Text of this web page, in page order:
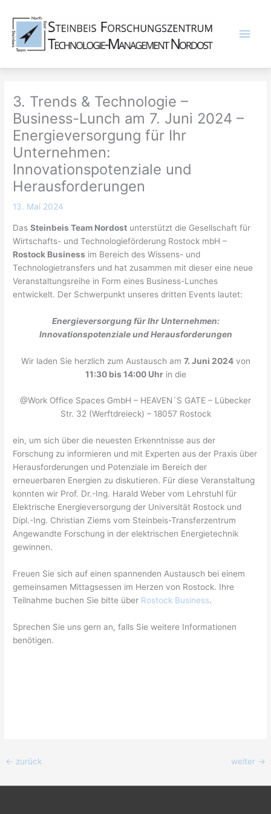
Inhalt
springen
3. Trends & Technologie –
Business-Lunch am 7. Juni 2024 –
Energieversorgung für Ihr
Unternehmen:
Innovationspotenziale und
Herausforderungen
13. Mai 2024
DasSteinbeis Team Nordost unterstützt die Gesellschaft für
Wirtschafts- und Technologieförderung Rostock mbH –
Rostock Business im Bereich des Wissens- und
Technologietransfers und hat zusammen mit dieser eine neue
Veranstaltungsreihe in Form eines Business-Lunches
entwickelt. Der Schwerpunkt unseres dritten Events lautet:
Energieversorgung für Ihr Unternehmen:
Innovationspotenziale und Herausforderungen
Wir laden Sie herzlich zum Austausch am 7. Juni 2024von
11:30 bis 14:00 Uhrin die
@Work Office Spaces GmbH – HEAVEN´S GATE – Lübecker
Str. 32 (Werftdreieck) – 18057 Rostock
ein, um sich über die neuesten Erkenntnisse aus der
Forschung zu informieren und mit Experten aus der Praxis über
Herausforderungen und Potenziale im Bereich der
erneuerbaren Energien zu diskutieren. Für diese Veranstaltung
konnten wir Prof. Dr.-Ing. Harald Weber vom Lehrstuhl für
Elektrische Energieversorgung der Universität Rostock und
Dipl.-Ing. Christian Ziems vom Steinbeis-Transferzentrum
Angewandte Forschung in der elektrischen Energietechnik
gewinnen.
Freuen Sie sich auf einen spannenden Austausch bei einem
gemeinsamen Mittagsessen im Herzen von Rostock. Ihre
Teilnahme buchen Sie bitte über Rostock Business.
Sprechen Sie uns gern an, falls Sie weitere Informationen
benötigen.
← zurück weiter →